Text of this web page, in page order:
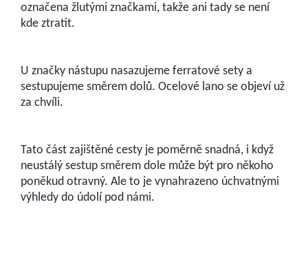
označena žlutými značkami, takže ani tady se není
kde ztratit.
U značky nástupu nasazujeme ferratové sety a
sestupujeme směrem dolů. Ocelové lano se objeví už
za chvíli.
Tato část zajištěné cesty je poměrně snadná, i když
neustálý sestup směrem dole může být pro někoho
poněkud otravný. Ale to je vynahrazeno úchvatnými
výhledy do údolí pod námi.